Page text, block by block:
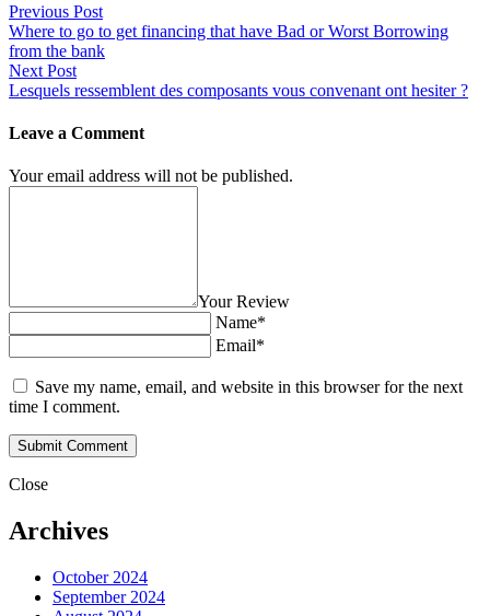
Previous Post
Where to go to get financing that have Bad or Worst Borrowing
from the bank
Next Post
Lesquels ressemblent des composants vous convenant ont hesiter ?
Leave a Comment
Your email address will not be published.
Your Review
Name*
Email*
Save my name, email, and website in this browser for the next
time I comment.
Close
Archives
October 2024
September 2024